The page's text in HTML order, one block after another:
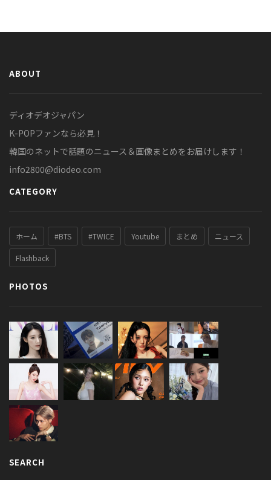
ABOUT
ディオデオジャパン
K-POPファンなら必見！
韓国のネットで話題のニュース＆画像まとめをお届けします！
info2800@diodeo.com
CATEGORY
ホーム #BTS #TWICE Youtube まとめ ニュース
Flashback
PHOTOS
SEARCH